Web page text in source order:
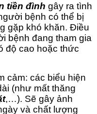
tiền đình gây ra tình
bệnh có thể bị
gặp khó khăn. Điều
bệnh đang tham gia
độ cao hoặc thức
cảm: các biểu hiện
(như mất thăng
,…). Sẽ gây ảnh
và chất lượng